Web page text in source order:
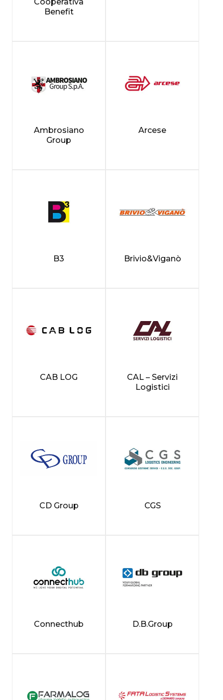
Benefit
Ambrosiano
Group
Arcese
B3 Brivio&Viganò
CAB LOG
CAL – Servizi
Logistici
CD Group CGS
Connecthub D.B.Group